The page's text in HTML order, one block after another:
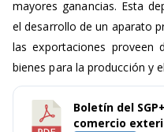
mayores ganancias. Esta
el desarrollo de un aparato
las exportaciones proveen
bienes para la producción y
Boletín del
comercio